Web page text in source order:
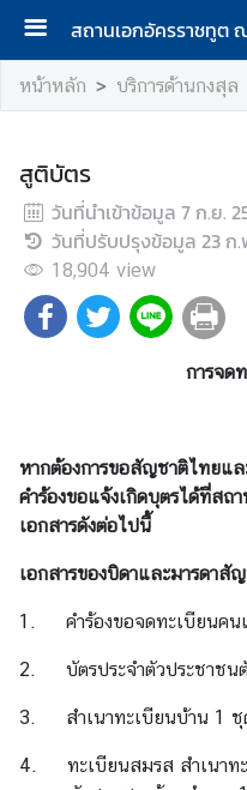
สถานเอกอัครราชทู
ห
แ
ก
เ
กี่
ย
ถ
า
น
เ
อ
ก
ค
หน้าหลัก บริการด้านกงสุล
สูติบัตร
วันที่นำเข้าข้อมูล 7 ก.ย.
วันที่ปรับปรุงข้อมูล 23 ก
18,904 view
การจด
หากต้องการขอสัญชาติไทยแ
คำร้องขอแจ้งเกิดบุตรได้ที่สถ
เอกสารดังต่อไปนี้
เอกสารของบิดาและมารดาสั
1. คำร้องขอจดทะเบียนคน
2. บัตรประจำตัวประชาชน
3. สำเนาทะเบียนบ้าน 1
4. ทะเบียนสมรส สำเนาทะ